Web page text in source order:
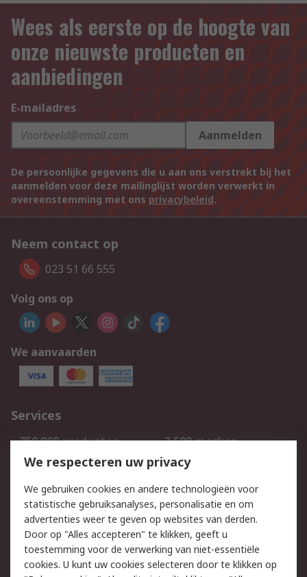
Wees als eerste op de hoogte van
onze nieuwste producten en
aanbiedingen
E-mailadres
Aanmelden
De persoonlijke gegevens die u aan ons verstrekt bij het
aanmelden voor deze mailinglijst worden verwerkt in
overeenstemming met ons privacybeleid.
Neem contact op
023 51 66 555
Volg ons op
We aanvaarden
Services
750.000 producten
2.500 merken
Bestellen
Inkoopoplossingen
Track & Trace
Wettelijk
Cookiebeleid
Email veiligheid
We respecteren uw privacy
We gebruiken cookies en andere technologieën voor
statistische gebruiksanalyses, personalisatie en om
advertenties weer te geven op websites van derden.
Door op "Alles accepteren" te klikken, geeft u
toestemming voor de verwerking van niet-essentiële
cookies. U kunt uw cookies selecteren door te klikken op